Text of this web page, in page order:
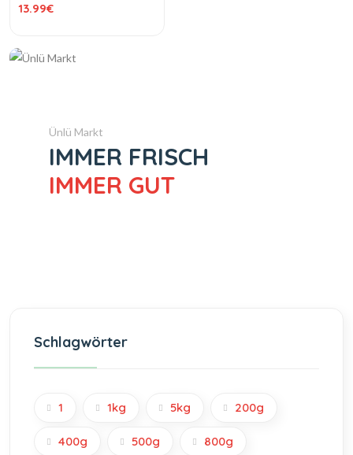
Salça 4300 g
13.99€
Ünlü Markt
IMMER FRISCH
IMMER GUT
Schlagwörter
1 1kg 5kg 200g
400g 500g 800g